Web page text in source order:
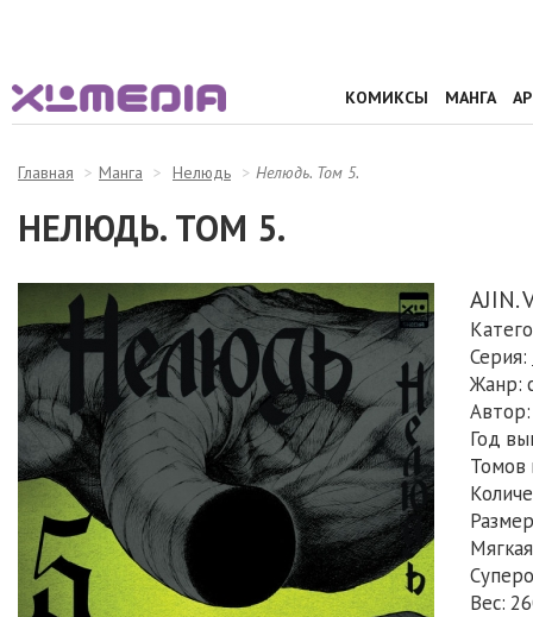
КОМИКСЫ МАНГА
Главная Манга Нелюдь Нелюдь. Том 5.
НЕЛЮДЬ. ТОМ 5.
AJIN.
Серия:
Жанр:
Автор:
Год
Томов
Вес: